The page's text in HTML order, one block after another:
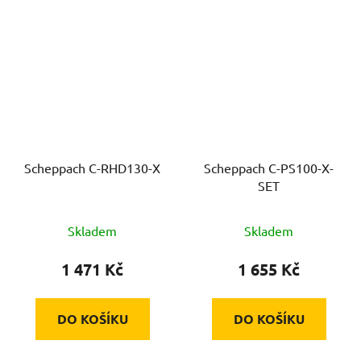
Scheppach C-RHD130-X
Skladem
1 471 Kč
DO KOŠÍKU
Scheppach C-PS100-X-
SET
Skladem
1 655 Kč
DO KOŠÍKU